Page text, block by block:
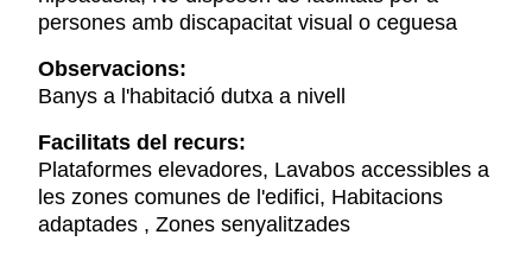
persones amb discapacitat visual o ceguesa
Observacions:
Banys a l'habitació dutxa a nivell
Facilitats del recurs:
Plataformes elevadores, Lavabos accessibles a
les zones comunes de l'edifici, Habitacions
adaptades , Zones senyalitzades